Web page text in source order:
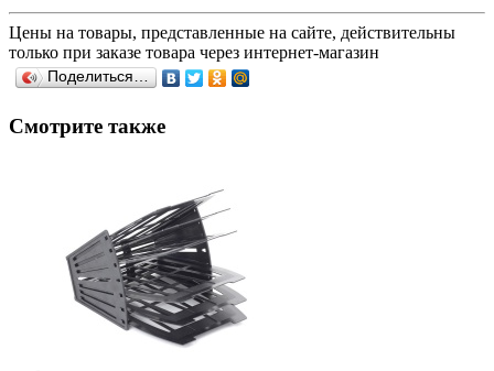
Цены на товары, представленные на сайте, действительны
только при заказе товара через интернет-магазин
Поделиться…
Смотрите также